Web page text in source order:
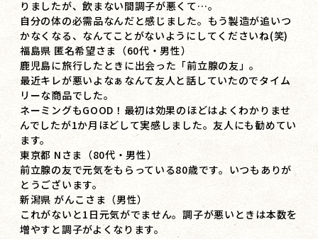
りましたが、飲まない間調子が悪くて…。
自分の体の必需品なんだと感じました。もう製造が追いつ
かなくなる、なんてことがないようにしてくださいね(笑)
福島県 匿名希望さま（60代・男性）
鹿児島に旅行したときに出会った「前立腺の友」。
最近キレが悪いよなぁなんて友人と話していたのでタイム
リーな商品でした。
ネーミングもGOOD！最初は効果のほどはよくわかりませ
んでしたが1か月ほどして実感しました。友人にも勧めてい
ます。
東京都 Nさま（80代・男性）
前立腺の友で元気をもらっている80歳です。いつもありが
とうございます。
新潟県 がんこさま（男性）
これがないと1日元気がでません。調子が悪いときは本数を
増やすと調子がよくなります。